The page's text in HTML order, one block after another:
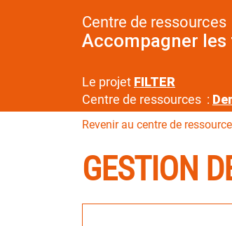
Centre de ressources
Accompagner
Le projet FILTER
Centre de ressources :
Revenir au centre de
GESTION